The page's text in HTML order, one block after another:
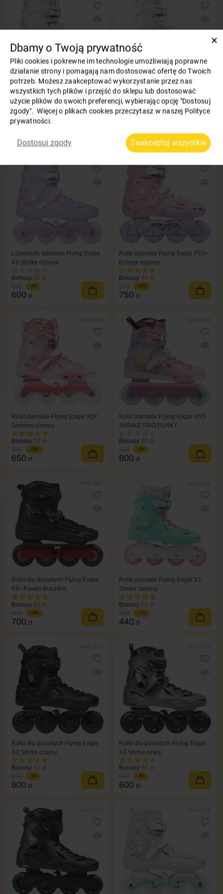
Rolki Flying Eagle X7F Reaver
biały
Bonusy
45 zł
1200
-25%
Rolki Flying Eagle X7F Reaver
biały 2026
Bonusy 45 zł
900zł
Łyżworolki damskie Flying Eagle
X3 Shrike różowe
Bonusy 30 zł
-9%
600 zł
Rolki damskie Flying Eagle F5S+
Eclipse różowy
Bonusy 38 zł
-21%
750 zł
Rolki damskie Flying Eagle X5F
Shadow różowy
Bonusy 33 zł
-24%
650 zł
Rolki damskie Flying Eagle X5S
SHRIKE PRO FUNKY
Bonusy 40 zł
-6%
800 zł
Rolki dla dorosłych Flying Eagle
F4+ Raven Blackfire
Bonusy 35 zł
-18%
700 zł
Rolki damskie Flying Eagle X1
Shrike zielony
Bonusy 22 zł
-14%
440 zł
Rolki dla dorosłych Flying Eagle
X3 Shrike czarny
Bonusy 30 zł
-9%
600 zł
Rolki dla dorosłych Flying Eagle
X3 Shrike szary
Bonusy 30 zł
-9%
600 zł
✕
Dbamy o Twoją prywatność
Pliki cookies i pokrewne im technologie umożliwiają poprawne
działanie strony i pomagają nam dostosować ofertę do Twoich
potrzeb. Możesz zaakceptować wykorzystanie przez nas
wszystkich tych plików i przejść do sklepu lub dostosować
użycie plików do swoich preferencji, wybierając opcję "Dostosuj
zgody". Więcej o plikach cookies przeczytasz w naszej Polityce
prywatności.
Dostosuj zgody Zaakceptuj wszystkie